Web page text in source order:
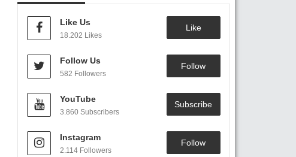
Like Us
18.202 Likes
Like
Follow Us
582 Followers
Follow
YouTube
3.860 Subscribers
Subscribe
Instagram
2.114 Followers
Follow